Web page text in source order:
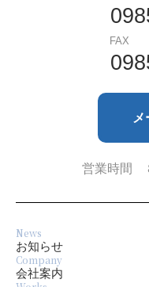
FAX
営業時間
News
お知らせ
Company
会社案内